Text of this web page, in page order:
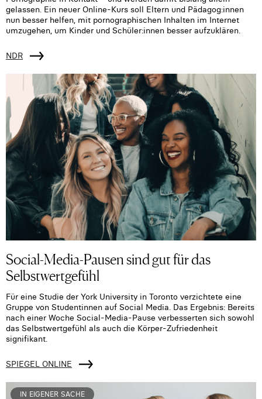
gelassen. Ein neuer Online-Kurs soll Eltern und Pädagog:innen
nun besser helfen, mit pornographischen Inhalten im Internet
umzugehen, um Kinder und Schüler:innen besser aufzuklären.
NDR
Social-Media-Pausen sind gut für das
Selbstwertgefühl
Für eine Studie der York University in Toronto verzichtete eine
Gruppe von Studentinnen auf Social Media. Das Ergebnis: Bereits
nach einer Woche Social-Media-Pause verbesserten sich sowohl
das Selbstwertgefühl als auch die Körper-Zufriedenheit
signifikant.
SPIEGEL ONLINE
IN EIGENER SACHE